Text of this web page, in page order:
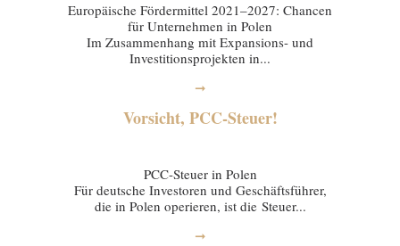
Europäische Fördermittel 2021–2027: Chancen
für Unternehmen in Polen
Im Zusammenhang mit Expansions- und
Investitionsprojekten in...
➞
Vorsicht, PCC-Steuer!
PCC-Steuer in Polen
Für deutsche Investoren und Geschäftsführer,
die in Polen operieren, ist die Steuer...
➞